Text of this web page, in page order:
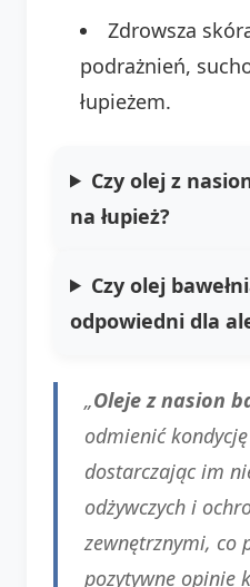
Zdrowsza
podrażnień,
łupieżem.
Czy olej z
na łupież?
Czy olej
odpowiedni dla
„Oleje z nasion
odmienić
dostarczając im
odżywczych i
zewnętrznymi, co
pozytywne opinie